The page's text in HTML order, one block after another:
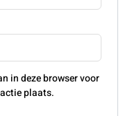
in deze browser voor
plaats.